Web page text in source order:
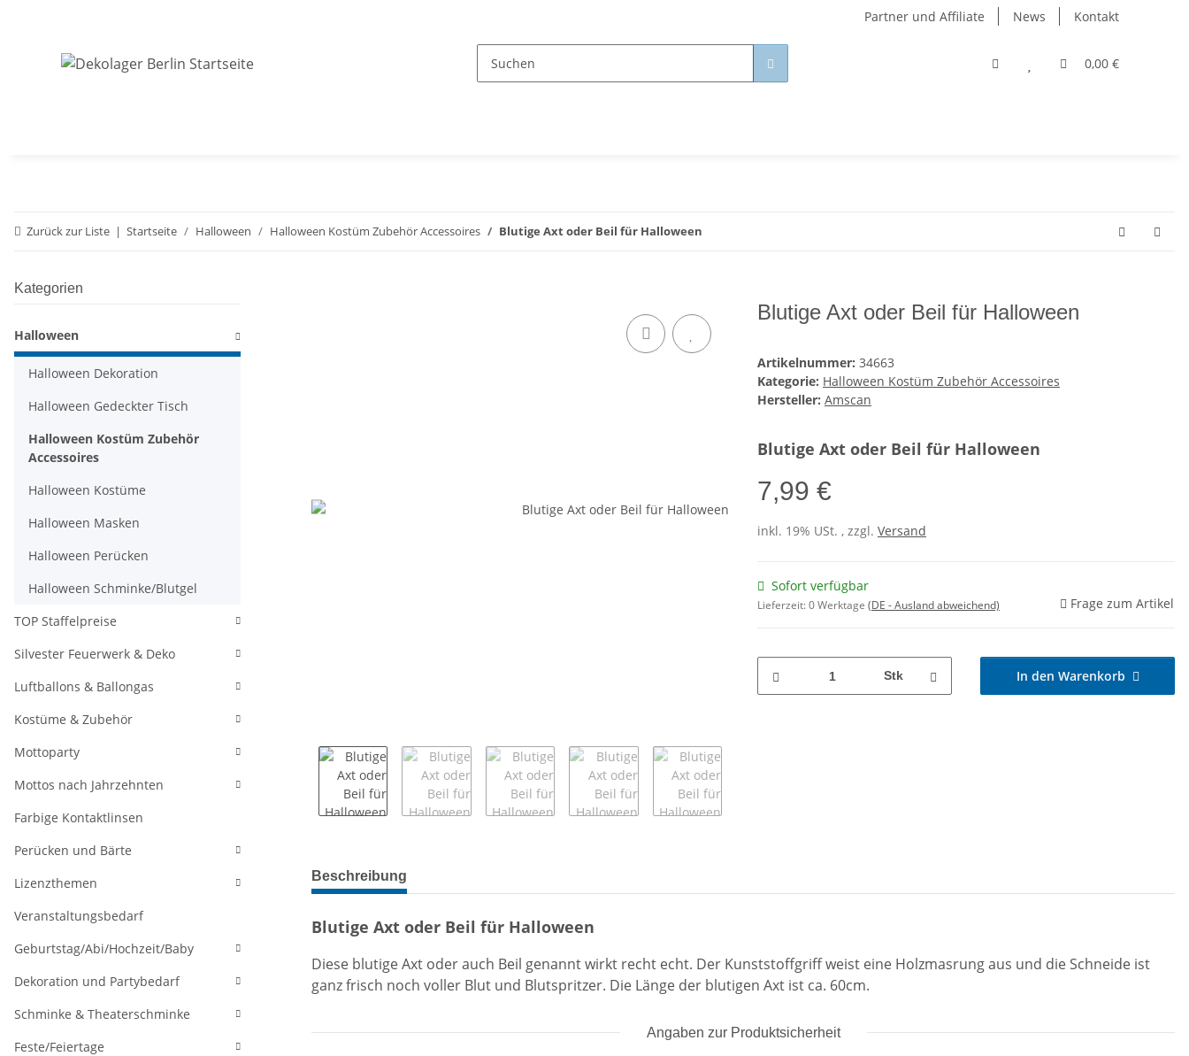
Partner und Affiliate News Kontakt
0,00 €
Zurück zur Liste Startseite Halloween Halloween Kostüm Zubehör Accessoires Blutige Axt oder Beil für Halloween
Blutige Axt oder Beil für Halloween
Artikelnummer: 34663
Kategorie: Halloween Kostüm Zubehör Accessoires
Hersteller: Amscan
Blutige Axt oder Beil für Halloween
7,99 €
inkl. 19% USt. , zzgl. Versand
Sofort verfügbar
Lieferzeit:0 Werktage (DE - Ausland abweichend) Frage zum Artikel
Stk In den Warenkorb
weitere Registerkarten anzeigen
Beschreibung
Blutige Axt oder Beil für Halloween
Diese blutige Axt oder auch Beil genannt wirkt recht echt. Der Kunststoffgriff weist eine Holzmasrung aus und die Schneide ist
ganz frisch noch voller Blut und Blutspritzer. Die Länge der blutigen Axt ist ca. 60cm.
Angaben zur Produktsicherheit
Kategorien
Halloween
Halloween Dekoration
Halloween Gedeckter Tisch
Halloween Kostüm Zubehör
Accessoires
Halloween Kostüme
Halloween Masken
Halloween Perücken
Halloween Schminke/Blutgel
TOP Staffelpreise
Silvester Feuerwerk & Deko
Luftballons & Ballongas
Kostüme & Zubehör
Mottoparty
Mottos nach Jahrzehnten
Farbige Kontaktlinsen
Perücken und Bärte
Lizenzthemen
Veranstaltungsbedarf
Geburtstag/Abi/Hochzeit/Baby
Dekoration und Partybedarf
Schminke & Theaterschminke
Feste/Feiertage